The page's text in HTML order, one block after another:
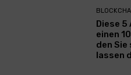
Diese
einen
den
lassen